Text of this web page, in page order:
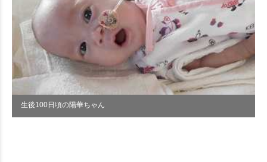
生後100日頃の陽華ちゃん